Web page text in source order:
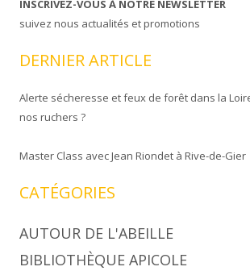
INSCRIVEZ-VOUS À NOTRE NEWSLETTER
suivez nous actualités et promotions
DERNIER ARTICLE
Alerte sécheresse et feux de forêt dans la
nos ruchers ?
Master Class avec Jean Riondet à Rive-de-Gier
CATÉGORIES
AUTOUR DE L'ABEILLE
BIBLIOTHÈQUE APICOLE